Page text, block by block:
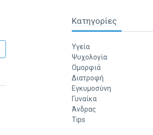
Κατηγορίες
Υγεία
Ψυχολογία
Ομορφιά
Διατροφή
Εγκυμοσύνη
Γυναίκα
Άνδρας
Tips